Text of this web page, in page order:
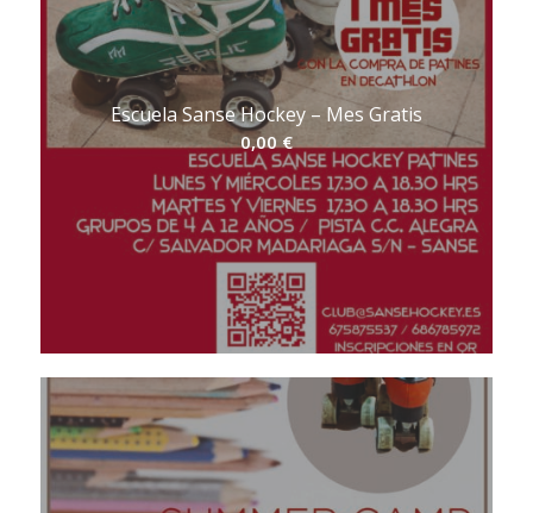
Escuela Sanse Hockey – Mes Gratis
0,00 €